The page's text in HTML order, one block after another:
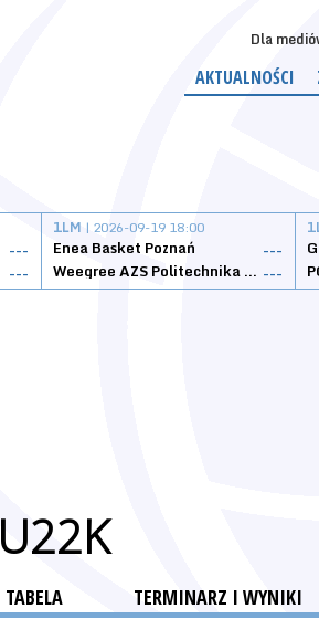
Dla
AKTUALNOŚCI
---
---
1LM | 2026-09-19 18:00
Enea Basket Poznań
---
Weegree AZS Politechnika Opolska ---
U22K
TABELA TERMINARZ I WYNIKI